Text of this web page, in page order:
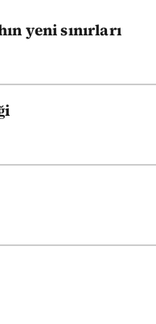
yeni sınırları